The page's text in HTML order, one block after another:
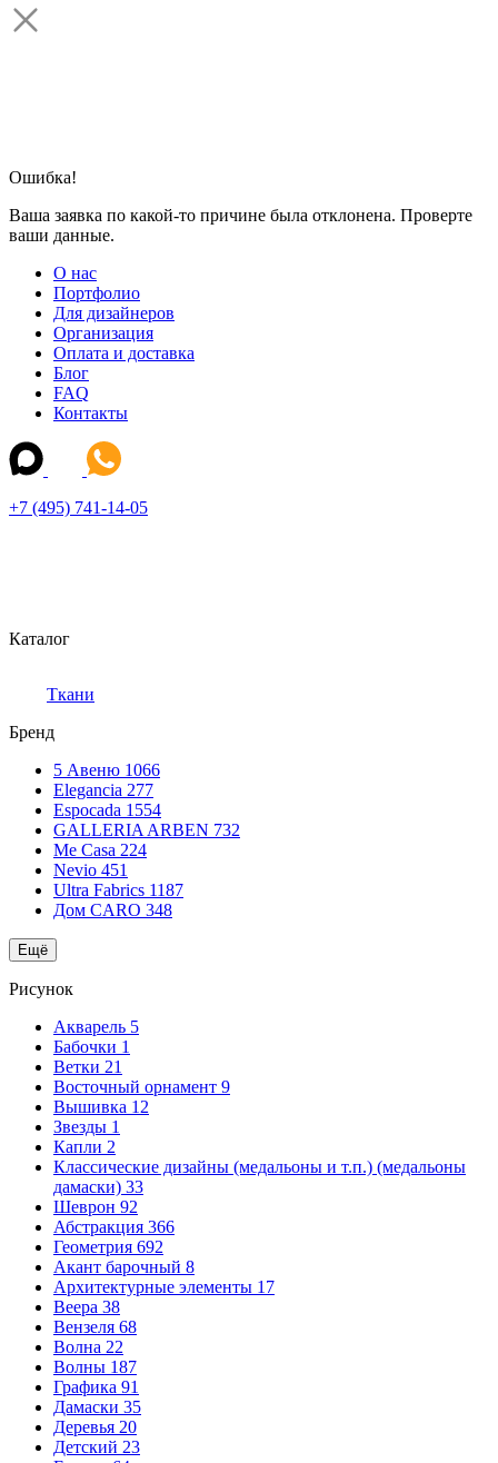
Ошибка!
Ваша заявка по какой-то причине была отклонена. Проверте
ваши данные.
О нас
Портфолио
Для дизайнеров
Организация
Оплата и доставка
Блог
FAQ
Контакты
+7 (495) 741-14-05
Каталог
Ткани
Бренд
5 Авеню 1066
Elegancia 277
Espocada 1554
GALLERIA ARBEN 732
Me Casa 224
Nevio 451
Ultra Fabrics 1187
Дом CARO 348
Ещё
Рисунок
Акварель 5
Бабочки 1
Ветки 21
Восточный орнамент 9
Вышивка 12
Звезды 1
Капли 2
Классические дизайны (медальоны и т.п.) (медальоны
дамаски) 33
Шеврон 92
Абстракция 366
Геометрия 692
Акант барочный 8
Архитектурные элементы 17
Веера 38
Вензеля 68
Волна 22
Волны 187
Графика 91
Дамаски 35
Деревья 20
Детский 23